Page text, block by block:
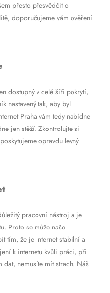
přesto přesvědčit o
doporučujeme vám ověření
dostupný v celé šíři pokrytí,
nastavený tak, aby byl
Praha vám tedy nabídne
jen stěží. Zkontrolujte si
opravdu levný
pracovní nástroj a je
Proto se může naše
tím, že je internet stabilní a
k internetu kvůli práci, při
dat, nemusíte mít strach. Náš